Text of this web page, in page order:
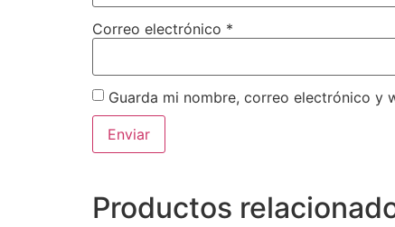
Correo electrónico *
Guarda mi nombre, correo electrónico y
Productos